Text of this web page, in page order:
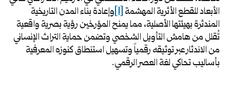
الأبعاد للقطع الأثرية المهشمة
وإعادة بناء المدن التاريخية
المندثرة بهيئتها الأصلية، مما يمنح المؤرخين رؤية بصرية واقعية
تُقلل من هامش التأويل الشخصي وتضمن حماية التراث الإنساني
من الاندثار عبر توثيقه رقمياً وتسهيل استنطاق كنوزه المعرفية
بأساليب تحاكي لغة العصر الرقمي.